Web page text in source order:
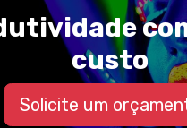
custo
Solicite um